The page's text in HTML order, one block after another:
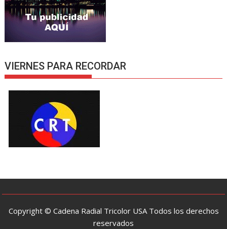
VIERNES PARA RECORDAR
Copyright © Cadena Radial Tricolor USA Todos los derechos
reservados